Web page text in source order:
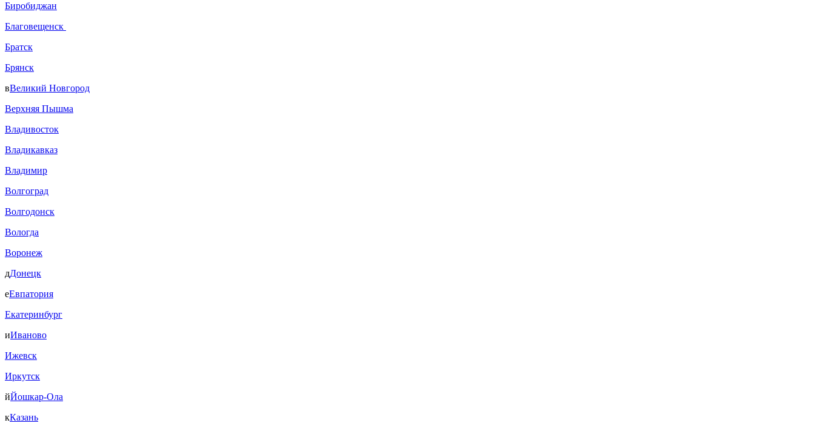
Биробиджан
Благовещенск
Братск
Брянск
вВеликий Новгород
Верхняя Пышма
Владивосток
Владикавказ
Владимир
Волгоград
Волгодонск
Вологда
Воронеж
дДонецк
еЕвпатория
Екатеринбург
иИваново
Ижевск
Иркутск
йЙошкар-Ола
кКазань